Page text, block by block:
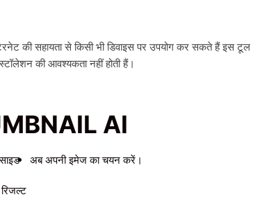
की सहायता से किसी भी डिवाइस पर उपयोग कर सकते हैं इस टूल
की आवश्यकता नहीं होती हैं।
AI
अब अपनी इमेज का चयन करें।